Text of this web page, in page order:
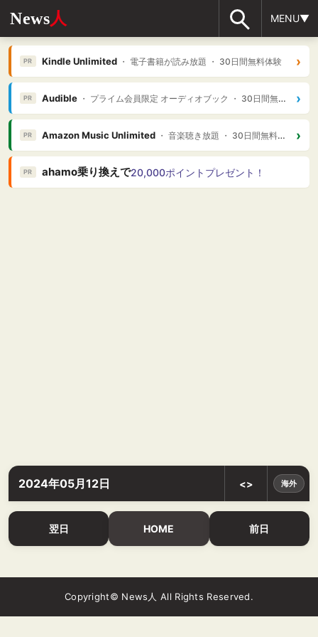
News人 MENU▼
PR Kindle Unlimited・ 電子書籍が読み放題 ・ 30日間無料体験 ›
PR Audible・ プライム会員限定 オーディオブック ・ 30日間無料体験 ›
PR Amazon Music Unlimited・ 音楽聴き放題 ・ 30日間無料体験 ›
PR ahamo乗り換えで20,000ポイントプレゼント！
2024年05月12日 <> 海外
翌日 HOME 前日
Copyright© News人 All Rights Reserved.